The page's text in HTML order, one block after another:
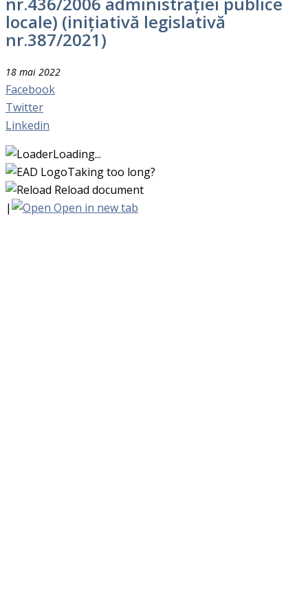
locale) (inițiativă legislativă
nr.387/2021)
18 mai 2022
Facebook
Twitter
Linkedin
Loading...
Taking too long?
Reload document
|
Open in new tab